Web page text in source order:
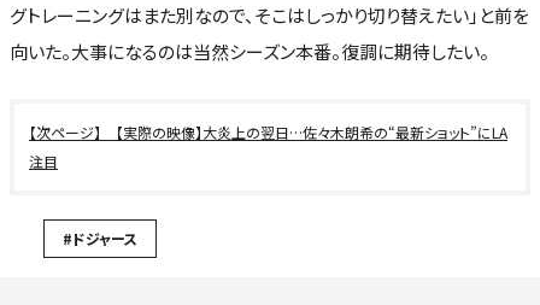
グトレーニングはまた別なので、そこはしっかり切り替えたい」と前を
向いた。大事になるのは当然シーズン本番。復調に期待したい。
【実際の映像】大炎上の翌日…佐々木朗希の“最新ショット”にLA
注目
#ドジャース